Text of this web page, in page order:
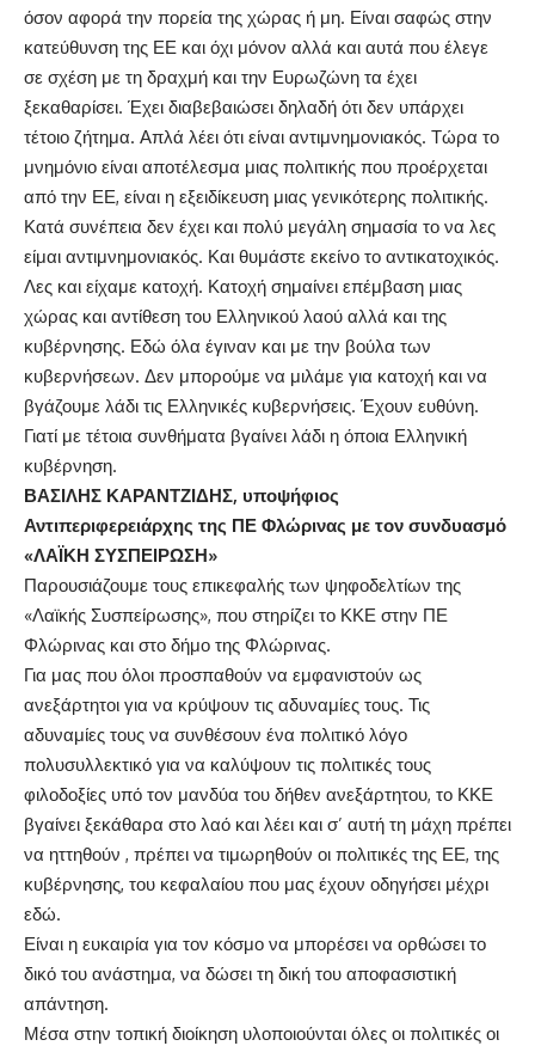
όσον αφορά την πορεία της χώρας ή μη. Είναι σαφώς στην
κατεύθυνση της ΕΕ και όχι μόνον αλλά και αυτά που έλεγε
σε σχέση με τη δραχμή και την Ευρωζώνη τα έχει
ξεκαθαρίσει. Έχει διαβεβαιώσει δηλαδή ότι δεν υπάρχει
τέτοιο ζήτημα. Απλά λέει ότι είναι αντιμνημονιακός. Τώρα το
μνημόνιο είναι αποτέλεσμα μιας πολιτικής που προέρχεται
από την ΕΕ, είναι η εξειδίκευση μιας γενικότερης πολιτικής.
Κατά συνέπεια δεν έχει και πολύ μεγάλη σημασία το να λες
είμαι αντιμνημονιακός. Και θυμάστε εκείνο το αντικατοχικός.
Λες και είχαμε κατοχή. Κατοχή σημαίνει επέμβαση μιας
χώρας και αντίθεση του Ελληνικού λαού αλλά και της
κυβέρνησης. Εδώ όλα έγιναν και με την βούλα των
κυβερνήσεων. Δεν μπορούμε να μιλάμε για κατοχή και να
βγάζουμε λάδι τις Ελληνικές κυβερνήσεις. Έχουν ευθύνη.
Γιατί με τέτοια συνθήματα βγαίνει λάδι η όποια Ελληνική
κυβέρνηση.
ΒΑΣΙΛΗΣ ΚΑΡΑΝΤΖΙΔΗΣ, υποψήφιος
Αντιπεριφερειάρχης της ΠΕ Φλώρινας με τον συνδυασμό
«ΛΑΪΚΗ ΣΥΣΠΕΙΡΩΣΗ»
Παρουσιάζουμε τους επικεφαλής των ψηφοδελτίων της
«Λαϊκής Συσπείρωσης», που στηρίζει το ΚΚΕ στην ΠΕ
Φλώρινας και στο δήμο της Φλώρινας.
Για μας που όλοι προσπαθούν να εμφανιστούν ως
ανεξάρτητοι για να κρύψουν τις αδυναμίες τους. Τις
αδυναμίες τους να συνθέσουν ένα πολιτικό λόγο
πολυσυλλεκτικό για να καλύψουν τις πολιτικές τους
φιλοδοξίες υπό τον μανδύα του δήθεν ανεξάρτητου, το ΚΚΕ
βγαίνει ξεκάθαρα στο λαό και λέει και σ’ αυτή τη μάχη πρέπει
να ηττηθούν , πρέπει να τιμωρηθούν οι πολιτικές της ΕΕ, της
κυβέρνησης, του κεφαλαίου που μας έχουν οδηγήσει μέχρι
εδώ.
Είναι η ευκαιρία για τον κόσμο να μπορέσει να ορθώσει το
δικό του ανάστημα, να δώσει τη δική του αποφασιστική
απάντηση.
Μέσα στην τοπική διοίκηση υλοποιούνται όλες οι πολιτικές οι